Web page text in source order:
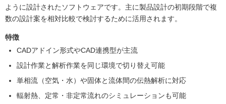
ように設計されたソフトウェアです。主に製品設計の初期段階で複
数の設計案を相対比較で検討するために活用されます。
特徴
CADアドイン形式やCAD連携型が主流
設計作業と解析作業を同じ環境で切り替え可能
単相流（空気・水）や固体と流体間の伝熱解析に対応
輻射熱、定常・非定常流れのシミュレーションも可能